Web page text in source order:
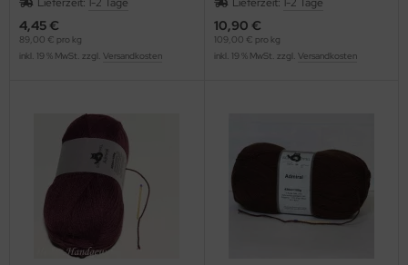
4,45 €
89,00 € pro kg
inkl. 19 % MwSt. zzgl. Versandkosten
10,90 €
109,00 € pro kg
inkl. 19 % MwSt. zzgl. Versandkosten